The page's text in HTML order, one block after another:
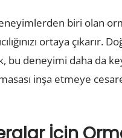
biri olan
ortaya
bu deneyimi daha da
inşa etmeye